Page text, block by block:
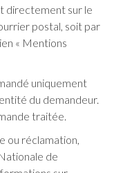
directement sur le
postal, soit par
« Mentions
uniquement
du demandeur.
traitée.
ou réclamation,
de